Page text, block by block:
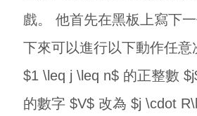
戲。 他首先在黑板上寫下
下來可以進行以下動作任意
$1 \leq j \leq n$ 的正整數
的數字 $V$ 改為 $j \cdot